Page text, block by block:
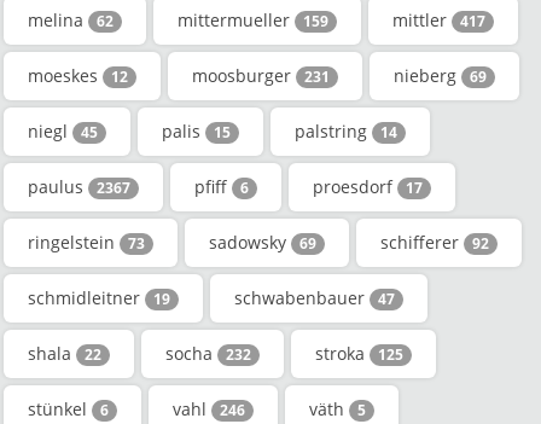
melina 62 mittermueller 159 mittler 417
moeskes 12 moosburger 231 nieberg 69
niegl 45 palis 15 palstring 14
paulus 2367 pfiff 6 proesdorf 17
ringelstein 73 sadowsky 69 schifferer 92
schmidleitner 19 schwabenbauer 47
shala 22 socha 232 stroka 125
stünkel 6 vahl 246 väth 5